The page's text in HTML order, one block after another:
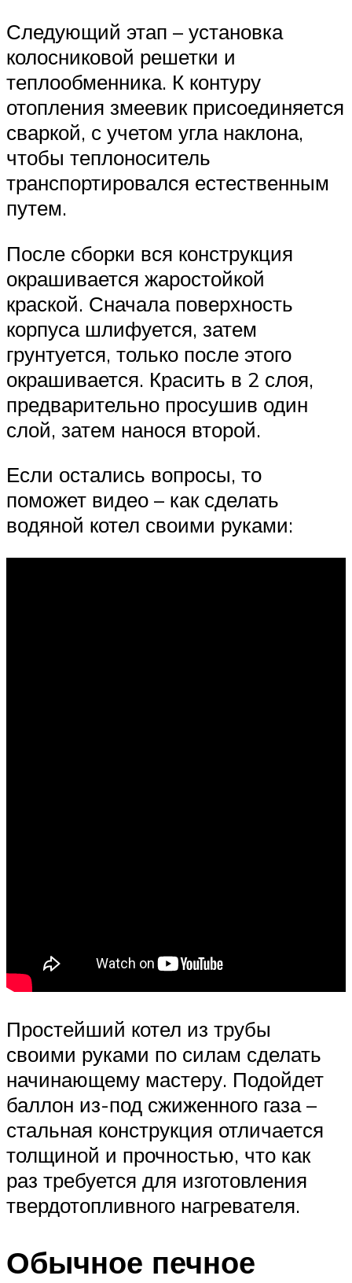
Следующий этап – установка
колосниковой решетки и
теплообменника. К контуру
отопления змеевик присоединяется
сваркой, с учетом угла наклона,
чтобы теплоноситель
транспортировался естественным
путем.
После сборки вся конструкция
окрашивается жаростойкой
краской. Сначала поверхность
корпуса шлифуется, затем
грунтуется, только после этого
окрашивается. Красить в 2 слоя,
предварительно просушив один
слой, затем нанося второй.
Если остались вопросы, то
поможет видео – как сделать
водяной котел своими руками:
Простейший котел из трубы
своими руками по силам сделать
начинающему мастеру. Подойдет
баллон из-под сжиженного газа –
стальная конструкция отличается
толщиной и прочностью, что как
раз требуется для изготовления
твердотопливного нагревателя.
Обычное печное